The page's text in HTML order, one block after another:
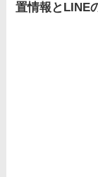
置情報とLINE